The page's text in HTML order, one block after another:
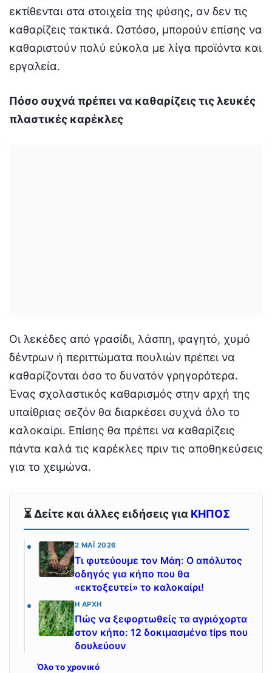
εκτίθενται στα στοιχεία της φύσης, αν δεν τις
καθαρίζεις τακτικά. Ωστόσο, μπορούν επίσης να
καθαριστούν πολύ εύκολα με λίγα προϊόντα και
εργαλεία.
Πόσο συχνά πρέπει να καθαρίζεις τις λευκές
πλαστικές καρέκλες
Οι λεκέδες από γρασίδι, λάσπη, φαγητό, χυμό
δέντρων ή περιττώματα πουλιών πρέπει να
καθαρίζονται όσο το δυνατόν γρηγορότερα.
Ένας σχολαστικός καθαρισμός στην αρχή της
υπαίθριας σεζόν θα διαρκέσει συχνά όλο το
καλοκαίρι. Επίσης θα πρέπει να καθαρίζεις
πάντα καλά τις καρέκλες πριν τις αποθηκεύσεις
για το χειμώνα.
⏳ Δείτε και άλλες ειδήσεις για ΚΗΠΟΣ
2 ΜΆΙ 2026
Τι φυτεύουμε τον Μάη: Ο απόλυτος
οδηγός για κήπο που θα
«εκτοξευτεί» το καλοκαίρι!
Η ΑΡΧΉ
Πώς να ξεφορτωθείς τα αγριόχορτα
στον κήπο: 12 δοκιμασμένα tips που
δουλεύουν
Όλο το χρονικό